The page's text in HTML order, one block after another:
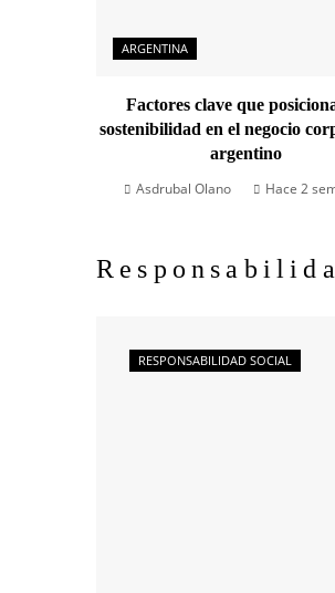
ARGENTINA
Factores clave que
sostenibilidad en el negocio
argentino
Asdrubal Olano
Hace 2
RESPONSABILIDAD SOCIAL